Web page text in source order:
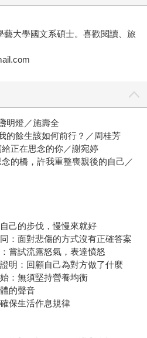
大學國文系碩士。喜歡閱讀、旅
明燈／施壽全
的餘生該如何前行？／周桂芳
正在思念的你／謝宛婷
的橋，許我重整喪親後的自己／
己的步伐，慢慢來就好
：面對悲傷的方式沒有正確答案
嘗試流露怒氣，表達憤怒
明：回顧自己為對方做了什麼
：無須堅持營養均衡
的聲音
保生活作息規律